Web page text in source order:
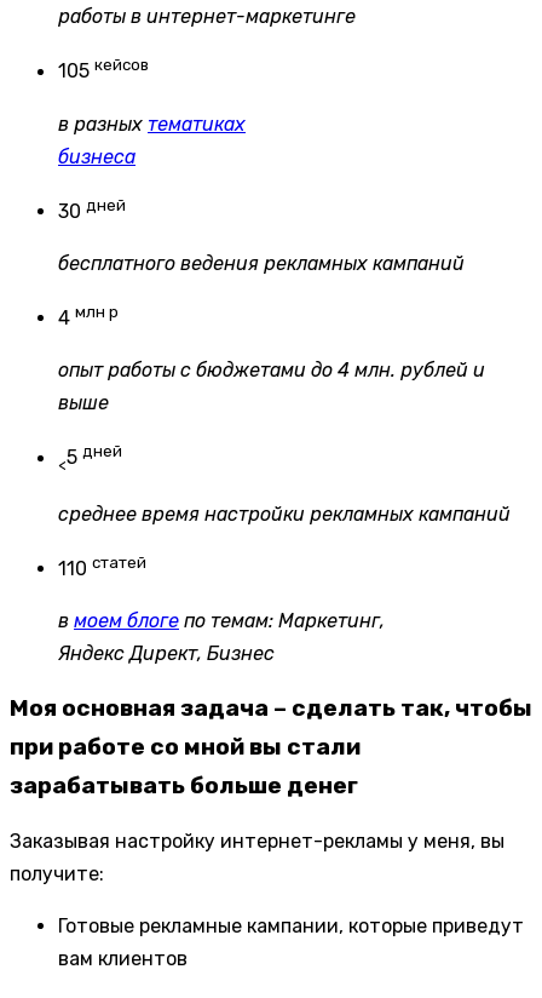
работы в интернет-маркетинге
105 кейсов
в разных тематиках
бизнеса
30 дней
бесплатного ведения рекламных кампаний
4 млн р
опыт работы с бюджетами до 4 млн. рублей и
выше
<5 дней
среднее время настройки рекламных кампаний
110 статей
в моем блоге по темам: Маркетинг,
Яндекс Директ, Бизнес
Моя основная задача – сделать так, чтобы
при работе со мной вы стали
зарабатывать больше денег
Заказывая настройку интернет-рекламы у меня, вы
получите:
Готовые рекламные кампании, которые приведут
вам клиентов